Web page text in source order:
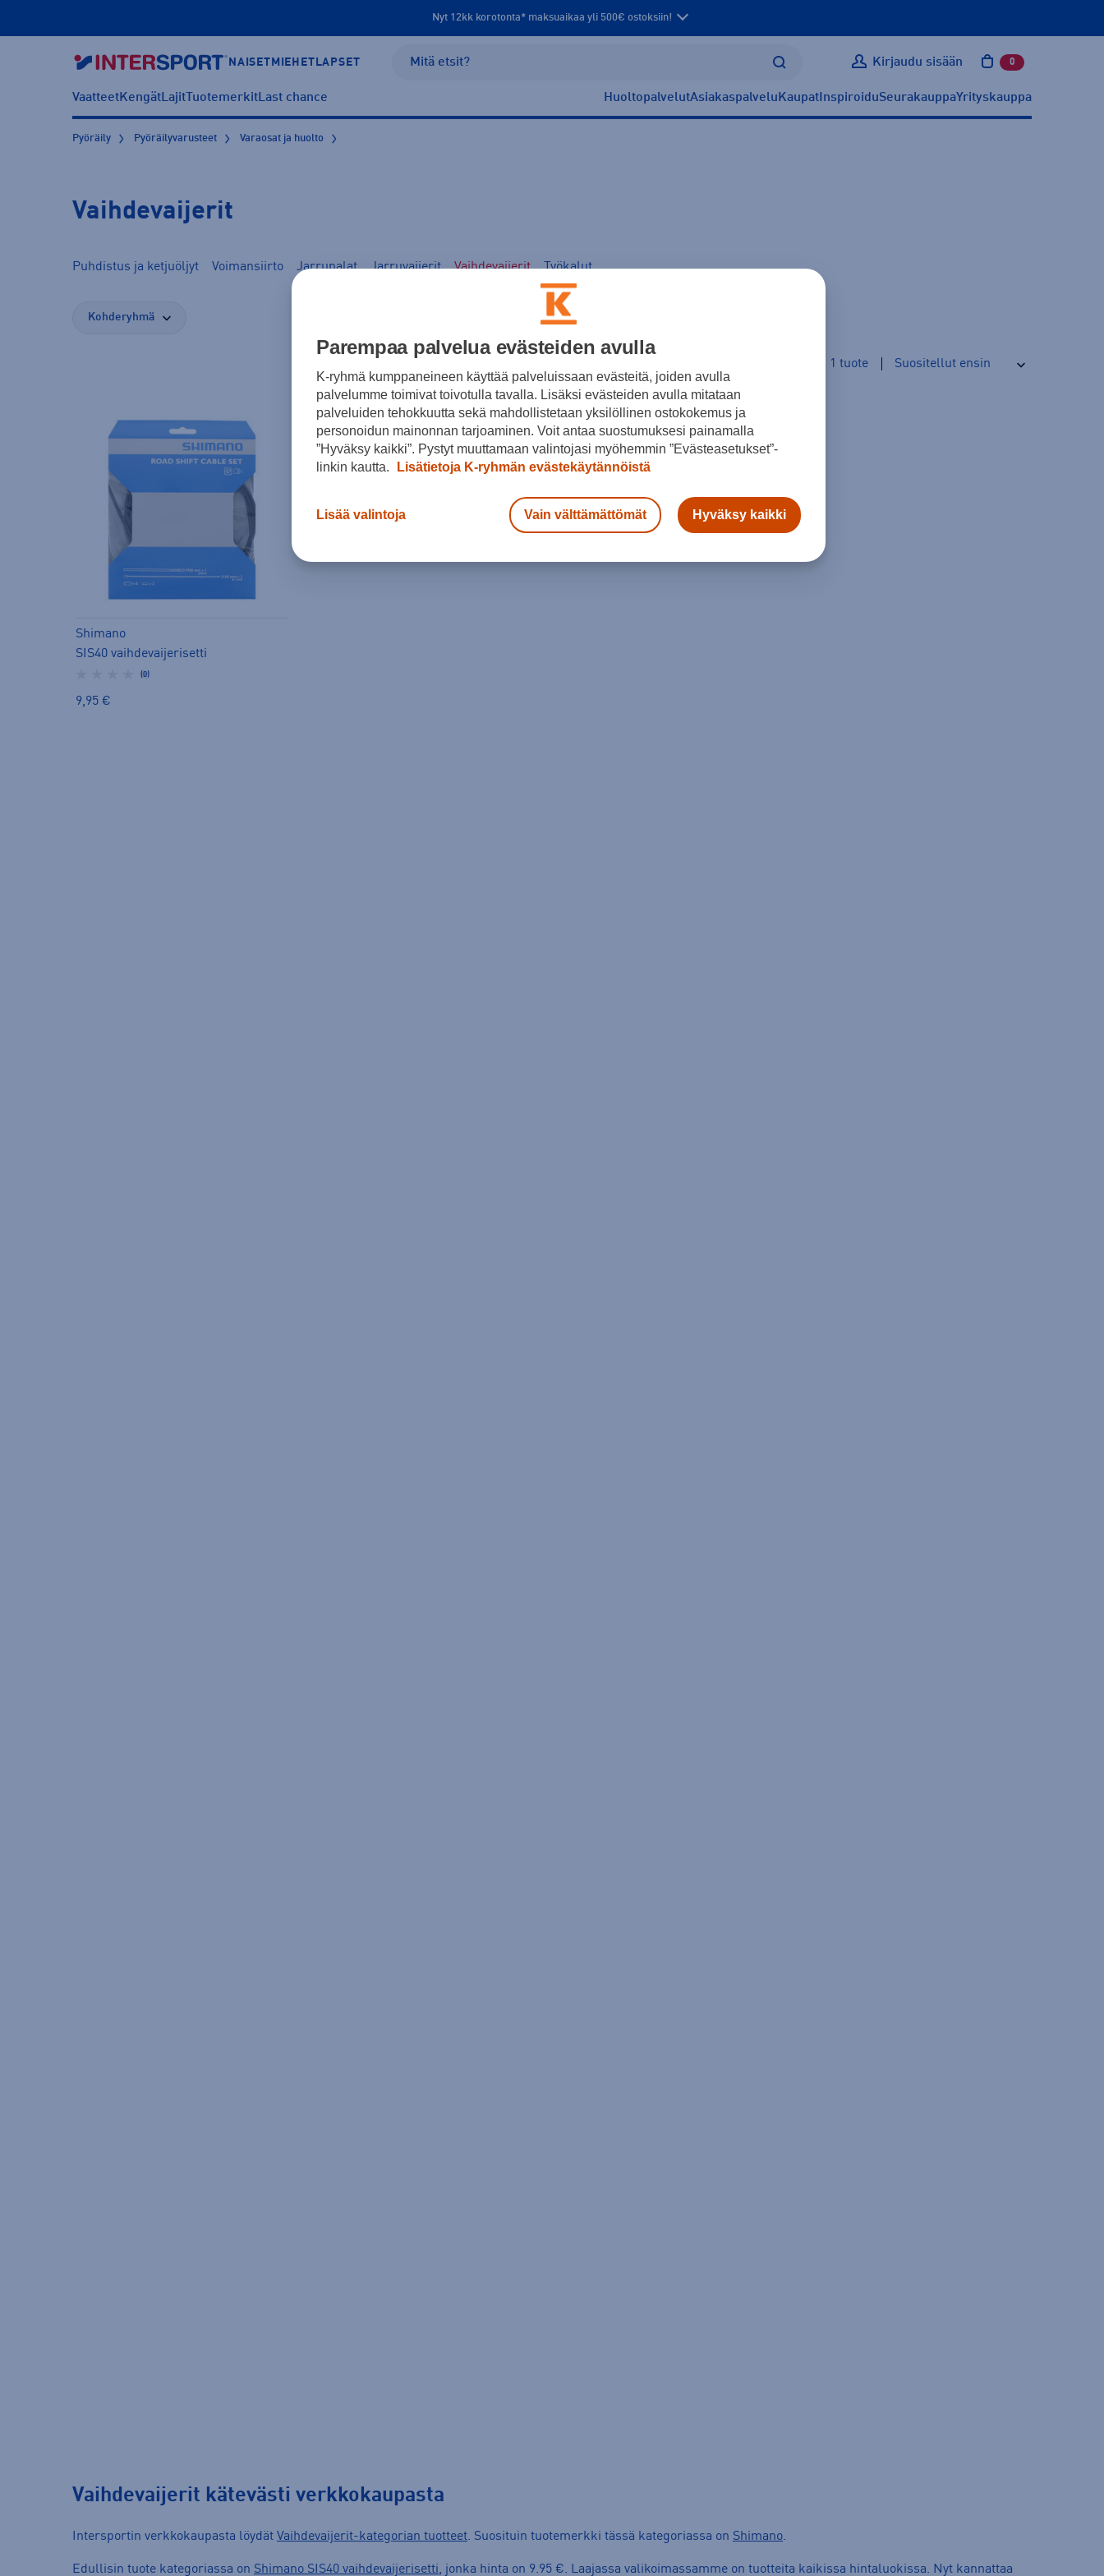
Nyt 12kk korotonta* maksuaikaa yli 500€ ostoksiin!
NAISET MIEHET LAPSET Kirjaudu sisään 0 tuotetta
VaatteetKengätLajitTuotemerkitLast chance HuoltopalvelutAsiakaspalvelu Kaupat InspiroiduSeurakauppaYrityskauppa
Pyöräily Pyöräilyvarusteet Varaosat ja huolto
Vaihdevaijerit
Puhdistus ja ketjuöljyt Voimansiirto Jarrupalat Jarruvaijerit Vaihdevaijerit Työkalut
Kohderyhmä
1 tuote
Shimano
SIS40 vaihdevaijerisetti
(0)
9,95 €
Vaihdevaijerit kätevästi verkkokaupasta
Intersportin verkkokaupasta löydät Vaihdevaijerit-kategorian tuotteet. Suosituin tuotemerkki tässä kategoriassa on Shimano.
Edullisin tuote kategoriassa on Shimano SIS40 vaihdevaijerisetti, jonka hinta on 9.95 €. Laajassa valikoimassamme on tuotteita kaikissa hintaluokissa. Nyt kannattaa
Parempaa palvelua evästeiden avulla
K-ryhmä kumppaneineen käyttää palveluissaan evästeitä, joiden avulla
palvelumme toimivat toivotulla tavalla. Lisäksi evästeiden avulla mitataan
palveluiden tehokkuutta sekä mahdollistetaan yksilöllinen ostokokemus ja
personoidun mainonnan tarjoaminen. Voit antaa suostumuksesi painamalla
”Hyväksy kaikki”. Pystyt muuttamaan valintojasi myöhemmin ”Evästeasetukset”-
linkin kautta.
Lisätietoja K-ryhmän evästekäytännöistä
Lisää valintoja Vain välttämättömät Hyväksy kaikki